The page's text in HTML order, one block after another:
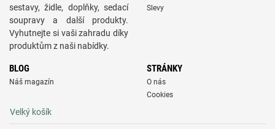
sestavy, židle, doplňky, sedací
soupravy a další produkty.
Vyhutnejte si vaši zahradu díky
produktům z naši nabídky.
Slevy
BLOG
Náš magazín
STRÁNKY
O nás
Cookies
Velký košík